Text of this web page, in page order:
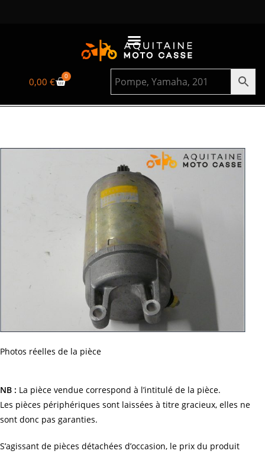
0,00€ 0
Photos réelles de la pièce
NB : La pièce vendue correspond à l’intitulé de la pièce.
Les pièces périphériques sont laissées à titre gracieux, elles ne
sont donc pas garanties.
S’agissant de pièces détachées d’occasion, le prix du produit